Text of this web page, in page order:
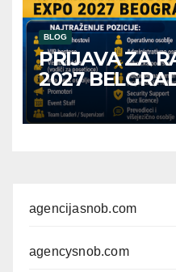
BLOG
PRIJAVA ZA
2027
agencijasnob.com
agencysnob.com